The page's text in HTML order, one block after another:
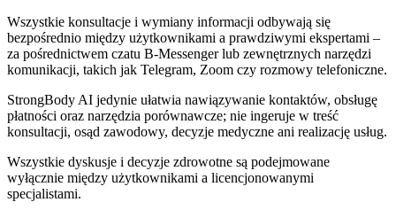
Wszystkie konsultacje i wymiany informacji odbywają się
bezpośrednio między użytkownikami a prawdziwymi ekspertami –
za pośrednictwem czatu B-Messenger lub zewnętrznych narzędzi
komunikacji, takich jak Telegram, Zoom czy rozmowy telefoniczne.
StrongBody AI jedynie ułatwia nawiązywanie kontaktów, obsługę
płatności oraz narzędzia porównawcze; nie ingeruje w treść
konsultacji, osąd zawodowy, decyzje medyczne ani realizację usług.
Wszystkie dyskusje i decyzje zdrowotne są podejmowane
wyłącznie między użytkownikami a licencjonowanymi
specjalistami.